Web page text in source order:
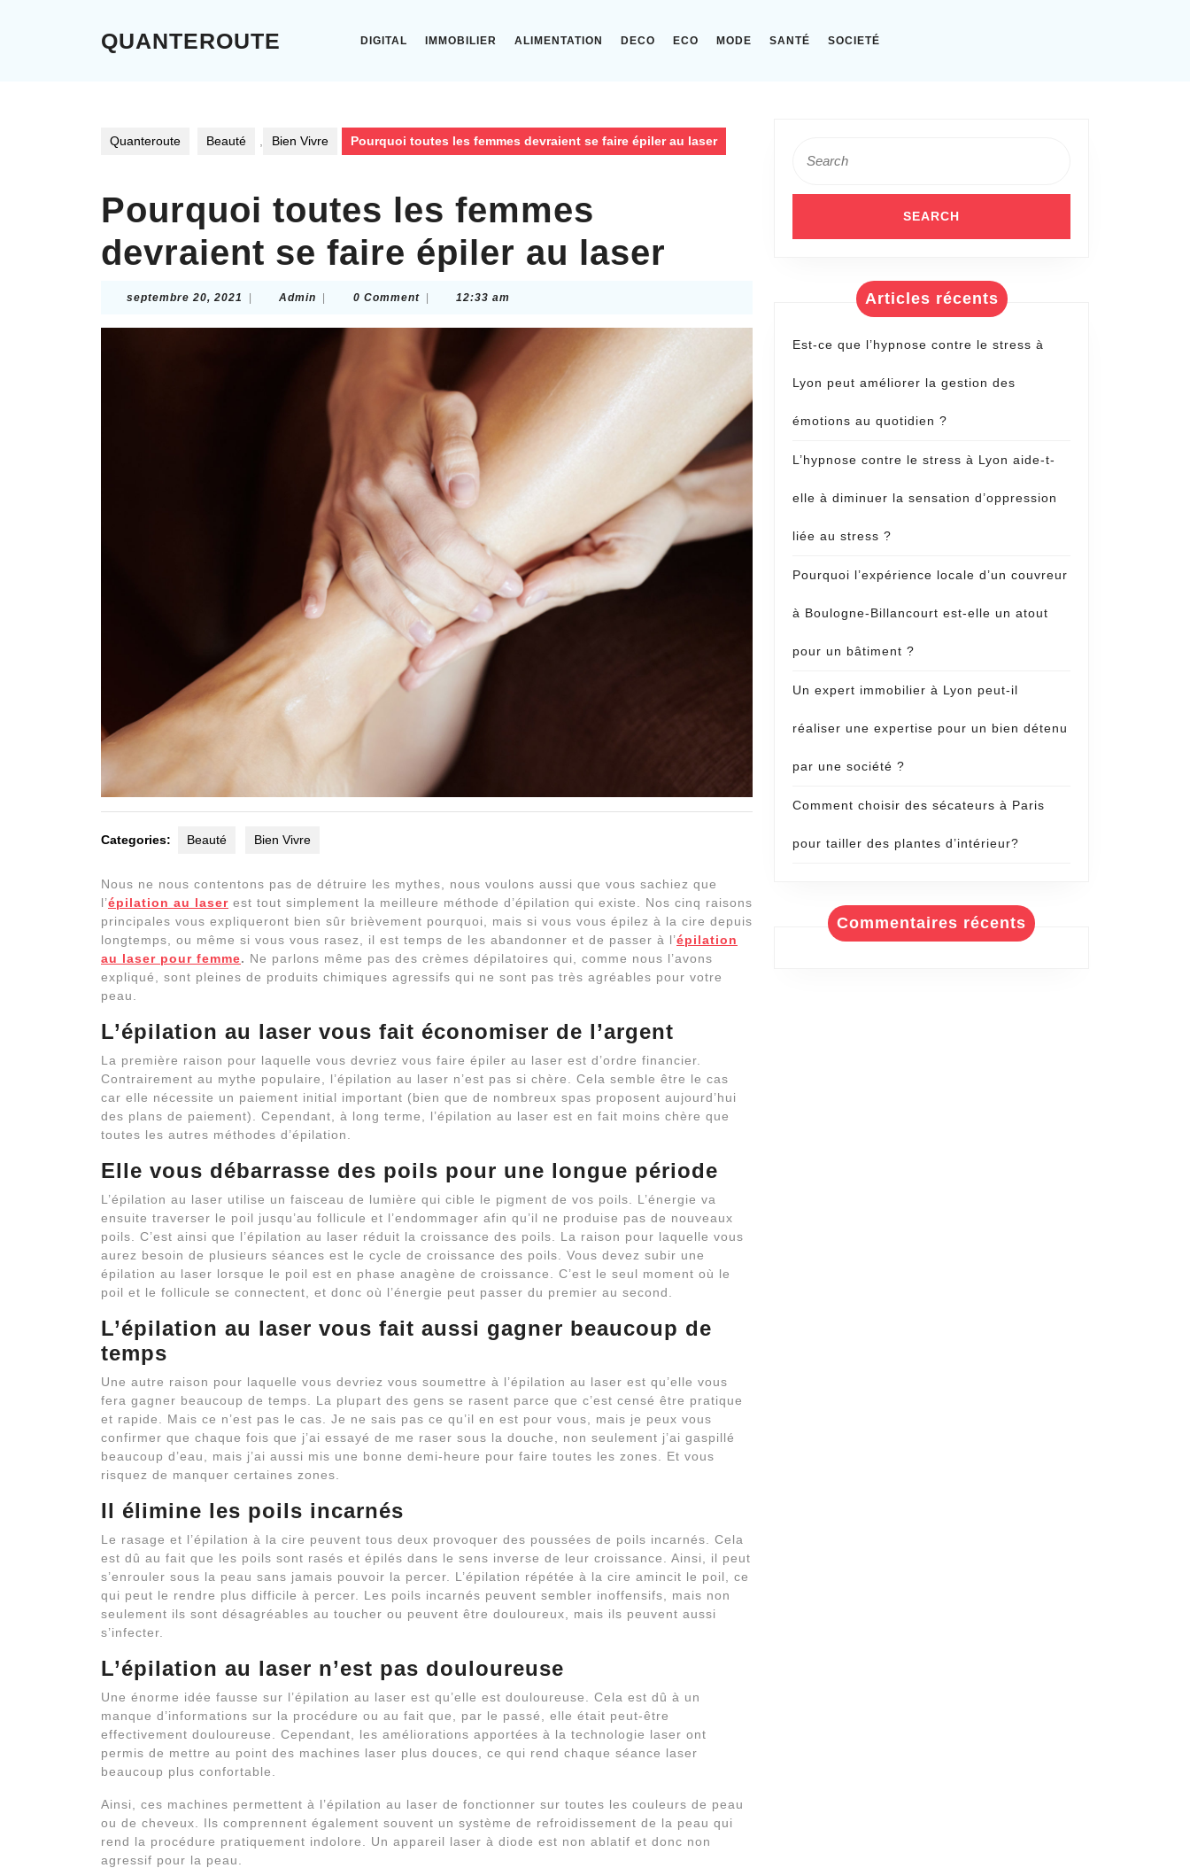
QUANTEROUTE DIGITAL IMMOBILIER ALIMENTATION DECO ECO MODE SANTÉ SOCIETÉ
Quanteroute Beauté Bien Vivre Pourquoi toutes les femmes devraient se faire épiler au laser
Pourquoi toutes les femmes
devraient se faire épiler au laser
septembre 20, 2021 septembre
2021
Admin Admin 0 Comment 12:33 am
Categories: Beauté Bien Vivre
Nous ne nous contentons pas de détruire les mythes, nous voulons aussi que vous sachiez que
l’épilation au laser est tout simplement la meilleure méthode d’épilation qui existe. Nos cinq raisons
principales vous expliqueront bien sûr brièvement pourquoi, mais si vous vous épilez à la cire depuis
longtemps, ou même si vous vous rasez, il est temps de les abandonner et de passer à l’épilation
au laser pour femme. Ne parlons même pas des crèmes dépilatoires qui, comme nous l’avons
expliqué, sont pleines de produits chimiques agressifs qui ne sont pas très agréables pour votre
peau.
L’épilation au laser vous fait économiser de l’argent
La première raison pour laquelle vous devriez vous faire épiler au laser est d’ordre financier.
Contrairement au mythe populaire, l’épilation au laser n’est pas si chère. Cela semble être le cas
car elle nécessite un paiement initial important (bien que de nombreux spas proposent aujourd’hui
des plans de paiement). Cependant, à long terme, l’épilation au laser est en fait moins chère que
toutes les autres méthodes d’épilation.
Elle vous débarrasse des poils pour une longue période
L’épilation au laser utilise un faisceau de lumière qui cible le pigment de vos poils. L’énergie va
ensuite traverser le poil jusqu’au follicule et l’endommager afin qu’il ne produise pas de nouveaux
poils. C’est ainsi que l’épilation au laser réduit la croissance des poils. La raison pour laquelle vous
aurez besoin de plusieurs séances est le cycle de croissance des poils. Vous devez subir une
épilation au laser lorsque le poil est en phase anagène de croissance. C’est le seul moment où le
poil et le follicule se connectent, et donc où l’énergie peut passer du premier au second.
L’épilation au laser vous fait aussi gagner beaucoup de
temps
Une autre raison pour laquelle vous devriez vous soumettre à l’épilation au laser est qu’elle vous
fera gagner beaucoup de temps. La plupart des gens se rasent parce que c’est censé être pratique
et rapide. Mais ce n’est pas le cas. Je ne sais pas ce qu’il en est pour vous, mais je peux vous
confirmer que chaque fois que j’ai essayé de me raser sous la douche, non seulement j’ai gaspillé
beaucoup d’eau, mais j’ai aussi mis une bonne demi-heure pour faire toutes les zones. Et vous
risquez de manquer certaines zones.
Il élimine les poils incarnés
Le rasage et l’épilation à la cire peuvent tous deux provoquer des poussées de poils incarnés. Cela
est dû au fait que les poils sont rasés et épilés dans le sens inverse de leur croissance. Ainsi, il peut
s’enrouler sous la peau sans jamais pouvoir la percer. L’épilation répétée à la cire amincit le poil, ce
qui peut le rendre plus difficile à percer. Les poils incarnés peuvent sembler inoffensifs, mais non
seulement ils sont désagréables au toucher ou peuvent être douloureux, mais ils peuvent aussi
s’infecter.
L’épilation au laser n’est pas douloureuse
Une énorme idée fausse sur l’épilation au laser est qu’elle est douloureuse. Cela est dû à un
manque d’informations sur la procédure ou au fait que, par le passé, elle était peut-être
effectivement douloureuse. Cependant, les améliorations apportées à la technologie laser ont
permis de mettre au point des machines laser plus douces, ce qui rend chaque séance laser
beaucoup plus confortable.
Ainsi, ces machines permettent à l’épilation au laser de fonctionner sur toutes les couleurs de peau
ou de cheveux. Ils comprennent également souvent un système de refroidissement de la peau qui
rend la procédure pratiquement indolore. Un appareil laser à diode est non ablatif et donc non
agressif pour la peau.
for:
Articles récents
Est-ce que l’hypnose contre le stress à
Lyon peut améliorer la gestion des
émotions au quotidien ?
L’hypnose contre le stress à Lyon aide-t-
elle à diminuer la sensation d’oppression
liée au stress ?
Pourquoi l’expérience locale d’un couvreur
à Boulogne-Billancourt est-elle un atout
pour un bâtiment ?
Un expert immobilier à Lyon peut-il
réaliser une expertise pour un bien détenu
par une société ?
Comment choisir des sécateurs à Paris
pour tailler des plantes d’intérieur?
Commentaires récents